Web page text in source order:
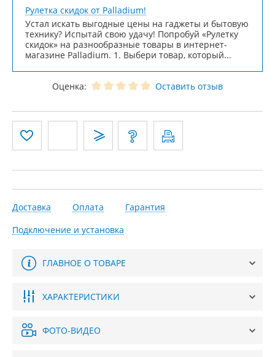
Рулетка скидок от Palladium!
Устал искать выгодные цены на гаджеты и бытовую
технику? Испытай свою удачу! Попробуй «Рулетку
скидок» на разнообразные товары в интернет-
магазине Palladium. 1. Выбери товар, который...
Оценка: Оставить отзыв
Доставка Оплата
Гарантия
Подключение и установка
ГЛАВНОЕ О ТОВАРЕ
ХАРАКТЕРИСТИКИ
ФОТО-ВИДЕО